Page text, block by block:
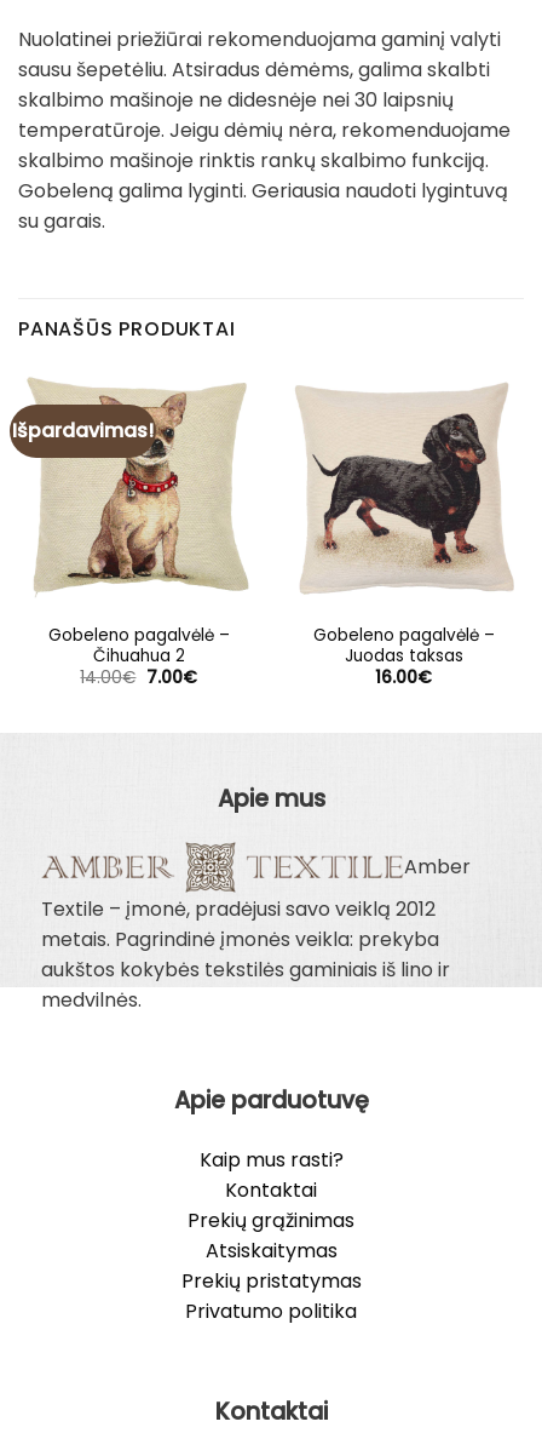
Nuolatinei priežiūrai rekomenduojama gaminį valyti
sausu šepetėliu. Atsiradus dėmėms, galima skalbti
skalbimo mašinoje ne didesnėje nei 30 laipsnių
temperatūroje. Jeigu dėmių nėra, rekomenduojame
skalbimo mašinoje rinktis rankų skalbimo funkciją.
Gobeleną galima lyginti. Geriausia naudoti lygintuvą
su garais.
PANAŠŪS PRODUKTAI
Išpardavimas!
Gobeleno pagalvėlė –
Čihuahua 2
14.00€ Original
7.00€Current
Gobeleno pagalvėlė –
Juodas taksas
16.00€
Apie mus
Amber
Textile – įmonė, pradėjusi savo veiklą 2012
metais. Pagrindinė įmonės veikla: prekyba
aukštos kokybės tekstilės gaminiais iš lino ir
medvilnės.
Apie parduotuvę
Kaip mus rasti?
Kontaktai
Prekių grąžinimas
Atsiskaitymas
Prekių pristatymas
Privatumo politika
Kontaktai